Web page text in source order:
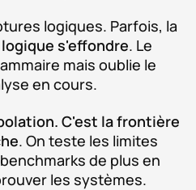
logiques. Parfois, la
logique s'effondre. Le
mais oublie le
en cours.
C'est la frontière
. On teste les limites
de plus en
les systèmes.